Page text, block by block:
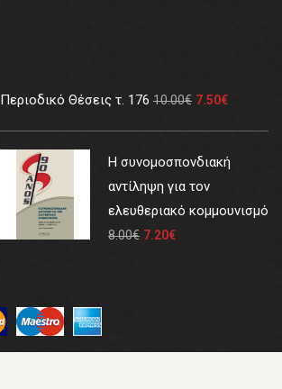
Περιοδικό Θέσεις τ. 176 10.00€ 7.50€
Η συνομοσπονδιακή
αντίληψη για τον
ελευθεριακό κομμουνισμό
8.00€ 7.20€